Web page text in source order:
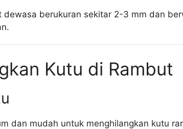
dewasa berukuran sekitar 2-3 mm dan
Kutu di Rambut
dan mudah untuk menghilangkan kutu